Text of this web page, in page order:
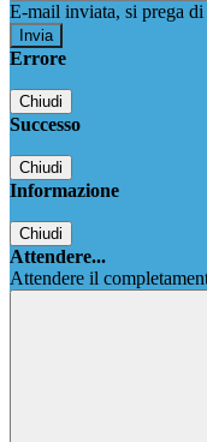
E-mail inviata, si prega
Errore
Chiudi
Successo
Chiudi
Informazione
Chiudi
Attendere...
Attendere il